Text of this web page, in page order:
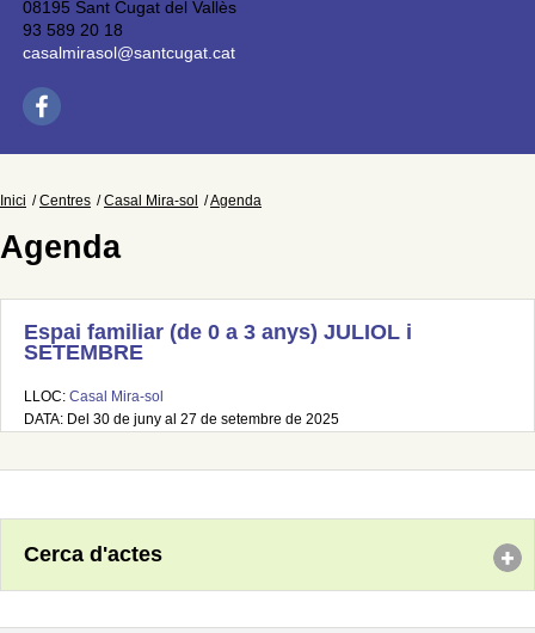
08195 Sant Cugat del Vallès
93 589 20 18
casalmirasol@santcugat.cat
Inici Centres Casal Mira-sol Agenda
Agenda
Espai familiar (de 0 a 3 anys) JULIOL i
SETEMBRE
LLOC: Casal Mira-sol
DATA: Del 30 de juny al 27 de setembre de 2025
Cerca d'actes